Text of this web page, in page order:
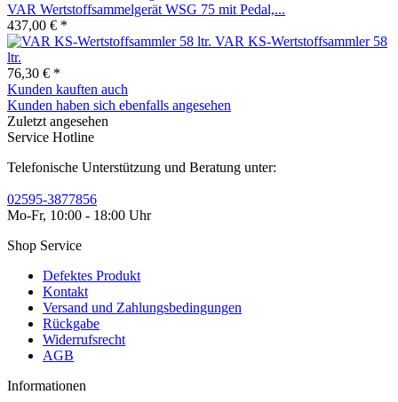
VAR Wertstoffsammelgerät WSG 75 mit Pedal,...
437,00 € *
VAR KS-Wertstoffsammler 58
ltr.
76,30 € *
Kunden kauften auch
Kunden haben sich ebenfalls angesehen
Zuletzt angesehen
Service Hotline
Telefonische Unterstützung und Beratung unter:
02595-3877856
Mo-Fr, 10:00 - 18:00 Uhr
Shop Service
Defektes Produkt
Kontakt
Versand und Zahlungsbedingungen
Rückgabe
Widerrufsrecht
AGB
Informationen